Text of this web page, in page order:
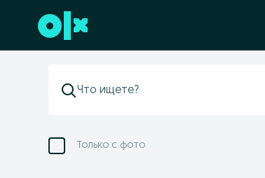
Перейти к нижнему колонтитулу
Только с фото